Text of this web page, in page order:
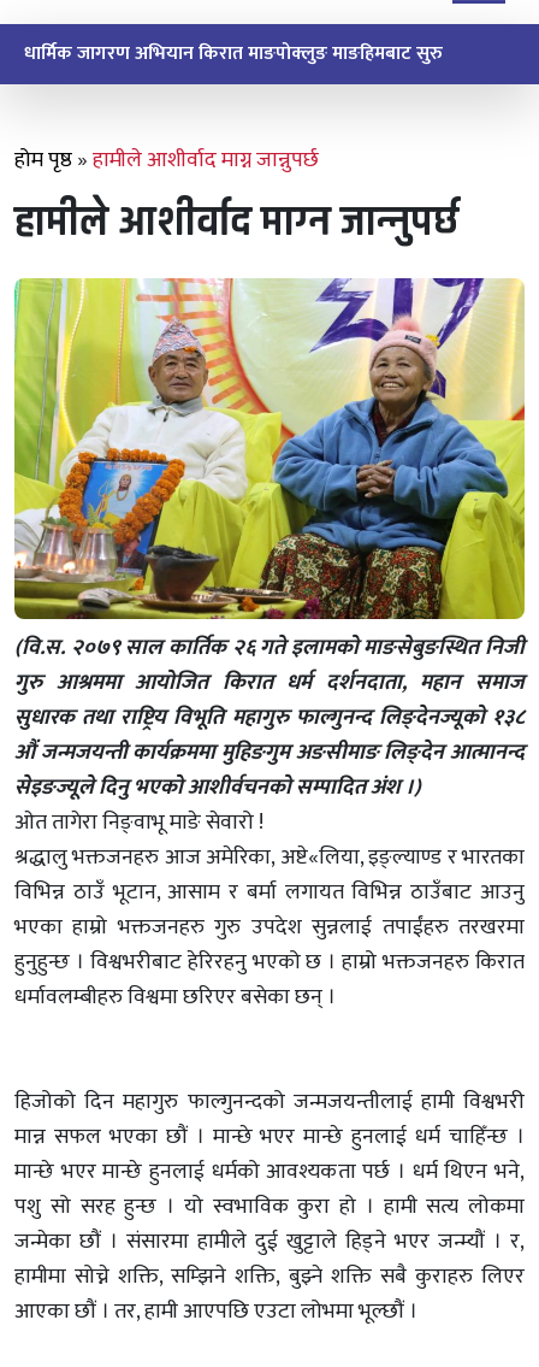
धार्मिक जागरण अभियान किरात माङपोक्लुङ माङहिमबाट सुरु
होम पृष्ठ»हामीले आशीर्वाद माग्न जान्नुपर्छ
हामीले आशीर्वाद माग्न जान्नुपर्छ
(वि.स. २०७९ साल कार्तिक २६ गते इलामको माङसेबुङस्थित निजी
गुरु आश्रममा आयोजित किरात धर्म दर्शनदाता, महान समाज
सुधारक तथा राष्ट्रिय विभूति महागुरु फाल्गुनन्द लिङ्देनज्यूको १३८
औं जन्मजयन्ती कार्यक्रममा मुहिङगुम अङसीमाङ लिङ्देन आत्मानन्द
सेइङज्यूले दिनु भएको आशीर्वचनको सम्पादित अंश ।)
ओत तागेरा निङ्वाभू माङे सेवारो !
श्रद्धालु भक्तजनहरु आज अमेरिका, अष्टे«लिया, इङ्ल्याण्ड र भारतका
विभिन्न ठाउँ भूटान, आसाम र बर्मा लगायत विभिन्न ठाउँबाट आउनु
भएका हाम्रो भक्तजनहरु गुरु उपदेश सुन्नलाई तपाईंहरु तरखरमा
हुनुहुन्छ । विश्वभरीबाट हेरिरहनु भएको छ । हाम्रो भक्तजनहरु किरात
धर्मावलम्बीहरु विश्वमा छरिएर बसेका छन् ।
हिजोको दिन महागुरु फाल्गुनन्दको जन्मजयन्तीलाई हामी विश्वभरी
मान्न सफल भएका छौं । मान्छे भएर मान्छे हुनलाई धर्म चाहिँन्छ ।
मान्छे भएर मान्छे हुनलाई धर्मको आवश्यकता पर्छ । धर्म थिएन भने,
पशु सो सरह हुन्छ । यो स्वभाविक कुरा हो । हामी सत्य लोकमा
जन्मेका छौं । संसारमा हामीले दुई खुट्टाले हिड्ने भएर जन्म्यौं । र,
हामीमा सोच्ने शक्ति, सम्झिने शक्ति, बुझ्ने शक्ति सबै कुराहरु लिएर
आएका छौं । तर, हामी आएपछि एउटा लोभमा भूल्छौं ।